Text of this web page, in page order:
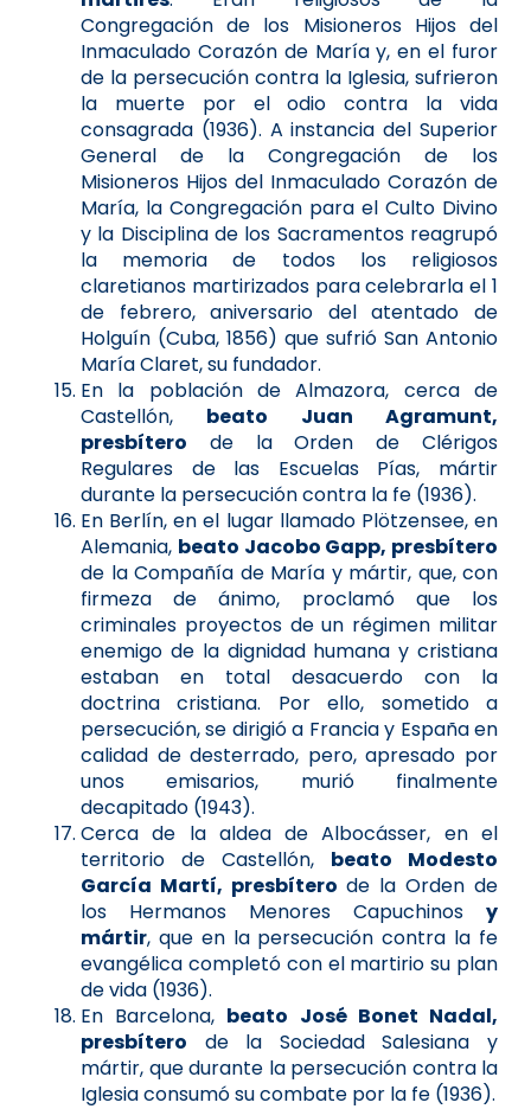
Congregación de los Misioneros Hijos del
Inmaculado Corazón de María y, en el furor
de la persecución contra la Iglesia, sufrieron
la muerte por el odio contra la vida
consagrada (1936). A instancia del Superior
General de la Congregación de los
Misioneros Hijos del Inmaculado Corazón de
María, la Congregación para el Culto Divino
y la Disciplina de los Sacramentos reagrupó
la memoria de todos los religiosos
claretianos martirizados para celebrarla el 1
de febrero, aniversario del atentado de
Holguín (Cuba, 1856) que sufrió San Antonio
María Claret, su fundador.
En la población de Almazora, cerca de
Castellón, beato Juan Agramunt,
presbítero de la Orden de Clérigos
Regulares de las Escuelas Pías, mártir
durante la persecución contra la fe (1936).
En Berlín, en el lugar llamado Plötzensee, en
Alemania, beato Jacobo Gapp, presbítero
de la Compañía de María y mártir, que, con
firmeza de ánimo, proclamó que los
criminales proyectos de un régimen militar
enemigo de la dignidad humana y cristiana
estaban en total desacuerdo con la
doctrina cristiana. Por ello, sometido a
persecución, se dirigió a Francia y España en
calidad de desterrado, pero, apresado por
unos emisarios, murió finalmente
decapitado (1943).
Cerca de la aldea de Albocásser, en el
territorio de Castellón, beato Modesto
García Martí, presbítero de la Orden de
los Hermanos Menores Capuchinos y
mártir, que en la persecución contra la fe
evangélica completó con el martirio su plan
de vida (1936).
En Barcelona, beato José Bonet Nadal,
presbítero de la Sociedad Salesiana y
mártir, que durante la persecución contra la
Iglesia consumó su combate por la fe (1936).